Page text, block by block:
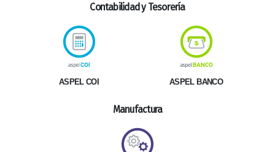
Contabilidad y Tesorería
ASPEL COI ASPEL BANCO
Manufactura